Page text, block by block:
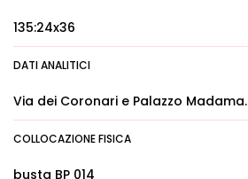
135:24x36
DATI ANALITICI
Via dei Coronari e Palazzo Madama.
COLLOCAZIONE FISICA
busta BP 014